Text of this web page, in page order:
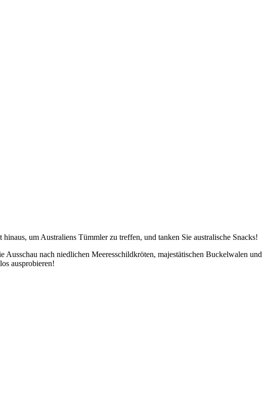
um Australiens Tümmler zu treffen, und tanken Sie australische Snacks!
nach niedlichen Meeresschildkröten, majestätischen Buckelwalen und
ausprobieren!